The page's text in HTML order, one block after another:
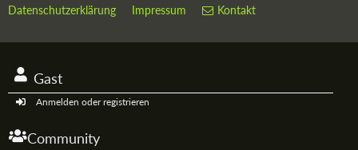
Datenschutzerklärung Impressum Kontakt
Gast
Anmelden oder registrieren
Community